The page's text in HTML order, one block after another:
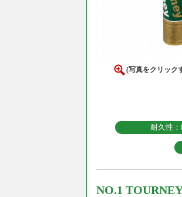
(写真をクリック
耐久性：
NO.1